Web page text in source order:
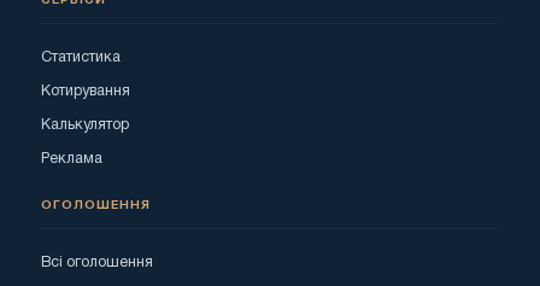
Статистика
Котирування
Калькулятор
Реклама
ОГОЛОШЕННЯ
Всі оголошення